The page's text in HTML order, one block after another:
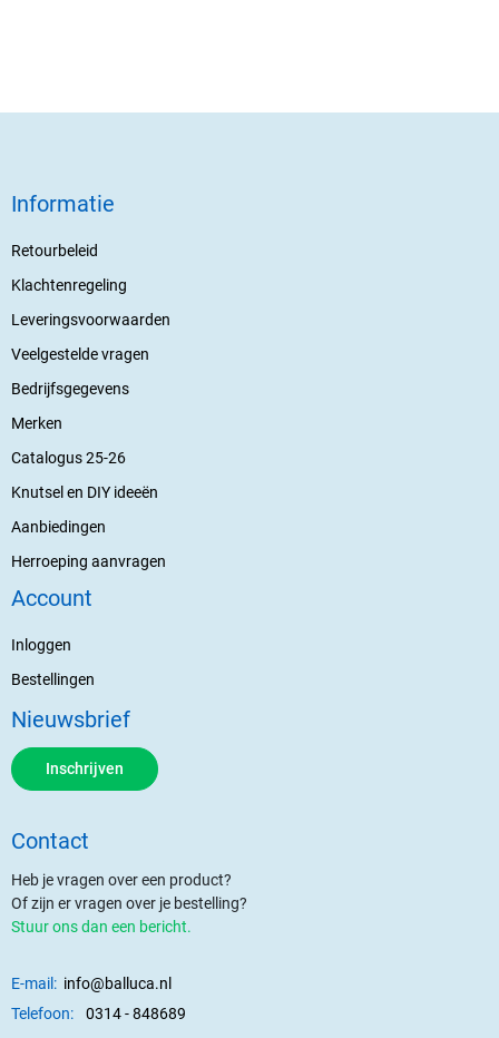
Informatie
Retourbeleid
Klachtenregeling
Leveringsvoorwaarden
Veelgestelde vragen
Bedrijfsgegevens
Merken
Catalogus 25-26
Knutsel en DIY ideeën
Aanbiedingen
Herroeping aanvragen
Account
Inloggen
Bestellingen
Nieuwsbrief
Inschrijven
Contact
Heb je vragen over een product?
Of zijn er vragen over je bestelling?
Stuur ons dan een bericht.
E-mail: info@balluca.nl
Telefoon:
0314 - 848689